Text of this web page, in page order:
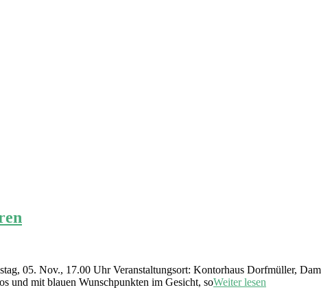
05. Nov., 17.00 Uhr Veranstaltungsort: Kontorhaus Dorfmüller,
und mit blauen Wunschpunkten im Gesicht, soWeiter lesen